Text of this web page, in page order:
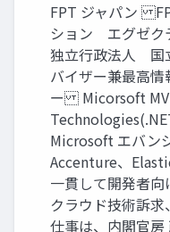
FPT ジャパン
ション エグゼ
独立行政法人 国
バイザー兼最高
ー Micorsoft
Microsoft エバン
Accenture、
一貫して開発者
クラウド技術訴
仕事は、内閣官房